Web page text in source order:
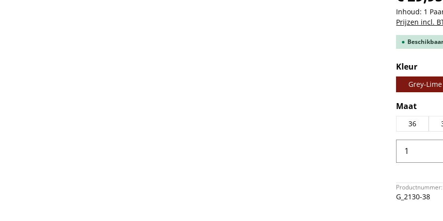
Inhoud: 1
Prijzen incl.
Selecteer
Kleur
Grey-Lime
Selecteer
Maat
36
Productnummer:
G_2130-38